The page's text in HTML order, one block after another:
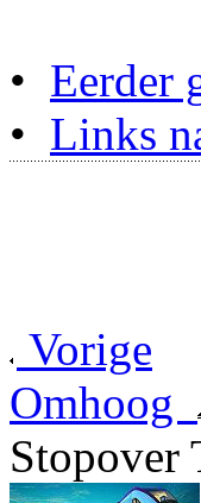
• Eerder
• Links
Vorige
Omhoog
Stopover